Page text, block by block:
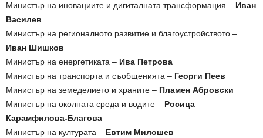
Министър на иновациите и дигиталната трансформация – Иван
Василев
Министър на регионалното развитие и благоустройството –
Иван Шишков
Министър на енергетиката – Ива Петрова
Министър на транспорта и съобщенията – Георги Пеев
Министър на земеделието и храните – Пламен Абровски
Министър на околната среда и водите – Росица
Карамфилова-Благова
Министър на културата – Евтим Милошев